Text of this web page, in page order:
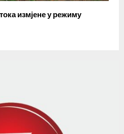
измјене у режиму